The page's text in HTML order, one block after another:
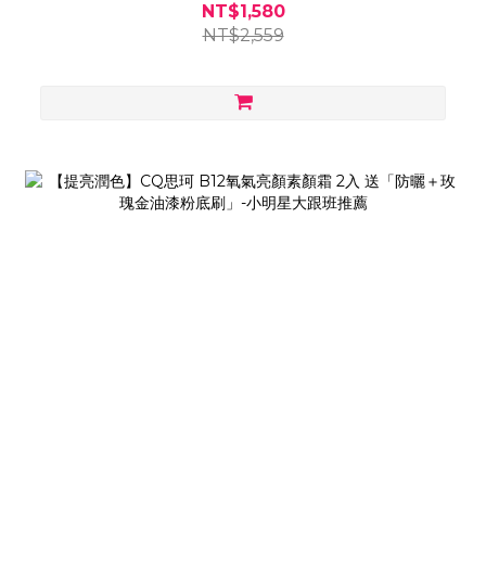
NT$1,580
NT$2,559